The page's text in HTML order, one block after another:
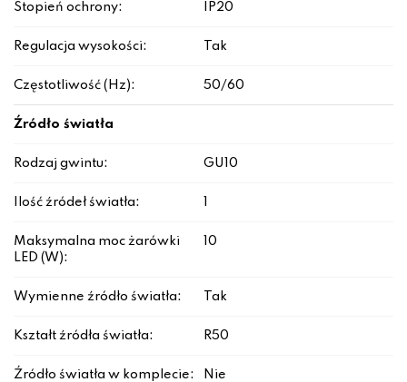
Stopień ochrony: IP20
Regulacja wysokości: Tak
Częstotliwość (Hz): 50/60
Źródło światła
Rodzaj gwintu: GU10
Ilość źródeł światła:
Maksymalna moc żarówki
LED (W):
10
Wymienne źródło światła: Tak
Kształt źródła światła: R50
Źródło światła w komplecie: Nie